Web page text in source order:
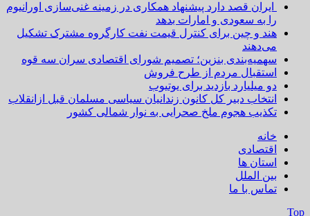
ایران قصد دارد پیشنهاد همکاری در زمینه غنی‌سازی اورانیوم
را به سعودی و امارات بدهد
هند و چین برای کنترل قیمت نفت کارگروه مشترک تشکیل
می‌دهند
سهمیه‌بندی بنزین؛ تصمیم شورای اقتصادی سران سه قوه
استقبال مردم از طرح فروش
دو میلیارد بازدید برای یوتیوب
انتخاب دبیر کل کانون زندانیان سیاسی مسلمان قبل ازانقلاب
تکذیب هجوم ملخ صحرایی به نوار شمالی کشور
خانه
اقتصادی
استان ها
بین الملل
تماس با ما
Top